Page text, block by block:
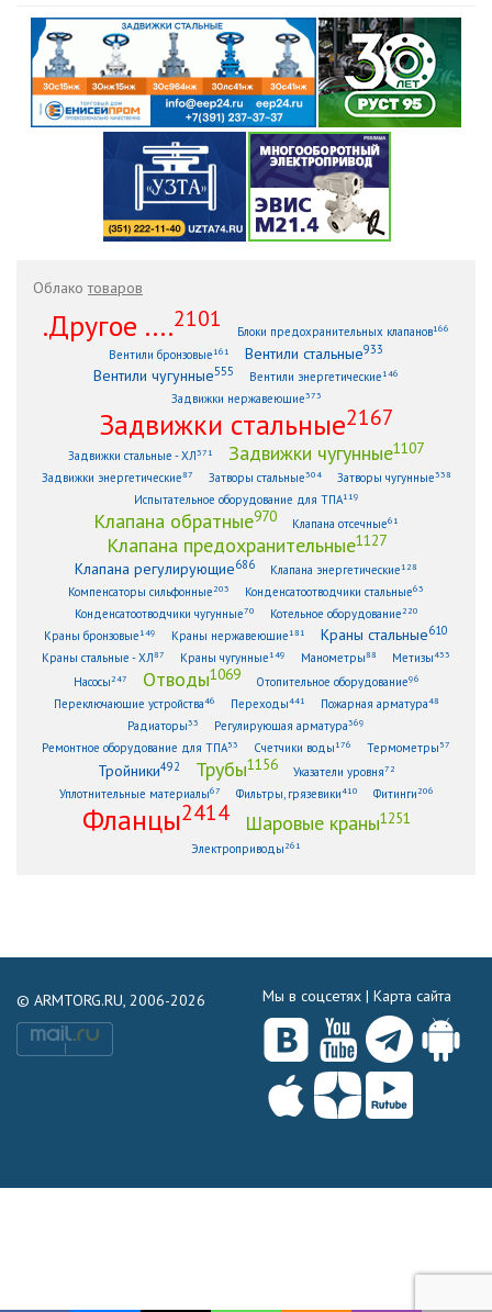
Облакотоваров
.Другое ....2101
Блоки предохранительных клапанов166
Вентили бронзовые161 Вентили стальные933
Вентили чугунные555 Вентили энергетические146
Задвижки нержавеющие373
Задвижки стальные2167
Задвижки стальные - ХЛ371 Задвижки чугунные1107
Задвижки энергетические87 Затворы стальные304 Затворы чугунные338
Испытательное оборудование для ТПА119
Клапана обратные970 Клапана отсечные61
Клапана предохранительные1127
Клапана регулирующие686 Клапана энергетические128
Компенсаторы сильфонные203 Конденсатоотводчики стальные63
Конденсатоотводчики чугунные70 Котельное оборудование220
Краны бронзовые149 Краны нержавеющие181 Краны стальные610
Краны стальные - ХЛ87 Краны чугунные149 Манометры88 Метизы433
Насосы247 Отводы1069 Отопительное оборудование96
Переключающие устройства46 Переходы441 Пожарная арматура48
Радиаторы33 Регулирующая арматура369
Ремонтное оборудование для ТПА53 Счетчики воды176 Термометры 57
Тройники492 Трубы1156 Указатели уровня72
Уплотнительные материалы67 Фильтры, грязевики410 Фитинги206
Фланцы2414 Шаровые краны1251
Электроприводы261
© ARMTORG.RU, 2006-2026 Мы в соцсетях | Карта сайта